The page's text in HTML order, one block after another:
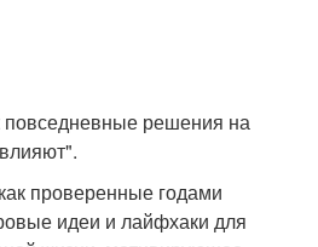
повседневные решения на
проверенные годами
идеи и лайфхаки для